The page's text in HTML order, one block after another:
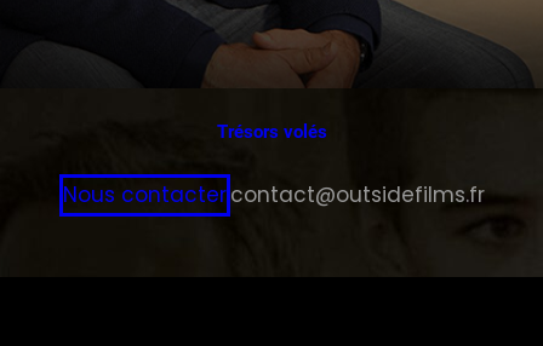
Trésors volés
Nous contactercontact@outsidefilms.fr